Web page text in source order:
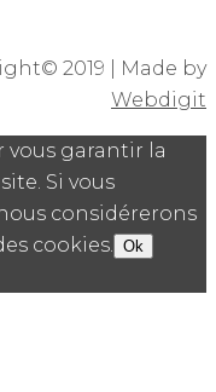
2019 | Made by
Webdigit
vous garantir la
Si vous
considérerons
cookies. Ok